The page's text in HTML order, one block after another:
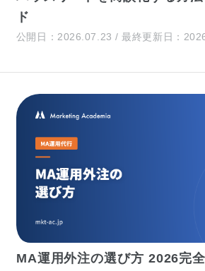
ド
公開日：2026.07.23 / 最終更新日：
MA運用外注の選び方 2026完